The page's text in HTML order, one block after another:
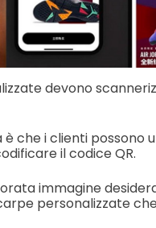
devono
che i clienti possono
il codice QR.
immagine
personalizzate